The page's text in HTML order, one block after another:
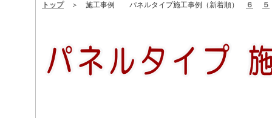
トップ＞ 施工事例 パネルタイプ施工事例（新着順） ６ ５